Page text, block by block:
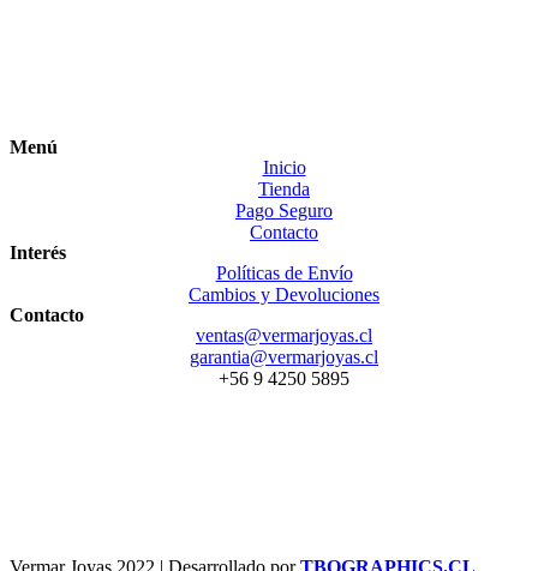
Menú
Inicio
Tienda
Pago Seguro
Contacto
Interés
Políticas de Envío
Cambios y Devoluciones
Contacto
ventas@vermarjoyas.cl
garantia@vermarjoyas.cl
+56 9 4250 5895